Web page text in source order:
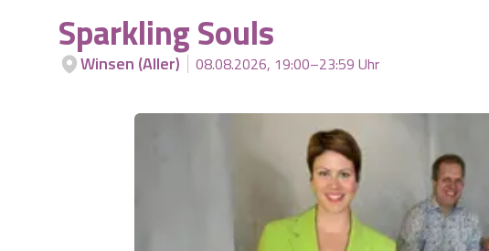
Sparkling Souls
Winsen (Aller) 08.08.2026, 19:00–23:59 Uhr